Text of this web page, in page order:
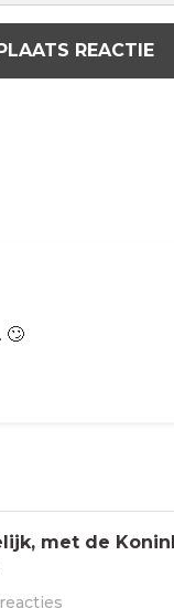
PLAATS REACTIE
🙄
met de